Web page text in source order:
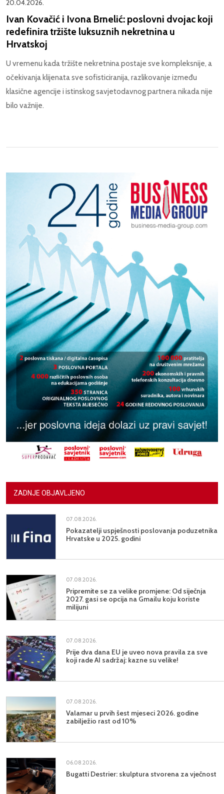
20.04.2026.
Ivan Kovačić i Ivona Brnelić: poslovni dvojac koji
redefinira tržište luksuznih nekretnina u
Hrvatskoj
U vremenu kada tržište nekretnina postaje sve kompleksnije, a
očekivanja klijenata sve sofisticiranija, razlikovanje između
klasične agencije i istinskog savjetodavnog partnera nikada nije
bilo važnije.
ZADNJE OBJAVLJENO
07.08.2026.
Pokazatelji uspješnosti poslovanja poduzetnika
Hrvatske u 2025. godini
07.08.2026.
Pripremite se za velike promjene: Od siječnja
2027. gasi se opcija na Gmailu koju koriste
milijuni
07.08.2026.
Prije dva dana EU je uveo nova pravila za sve
koji rade AI sadržaj: kazne su velike!
07.08.2026.
Valamar u prvih šest mjeseci 2026. godine
zabilježio rast od 10%
06.08.2026.
Bugatti Destrier: skulptura stvorena za vječnost